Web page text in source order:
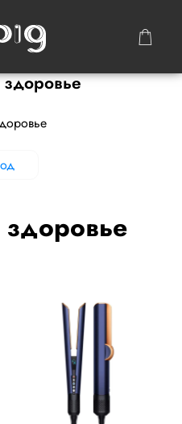
здоровье
здоровье